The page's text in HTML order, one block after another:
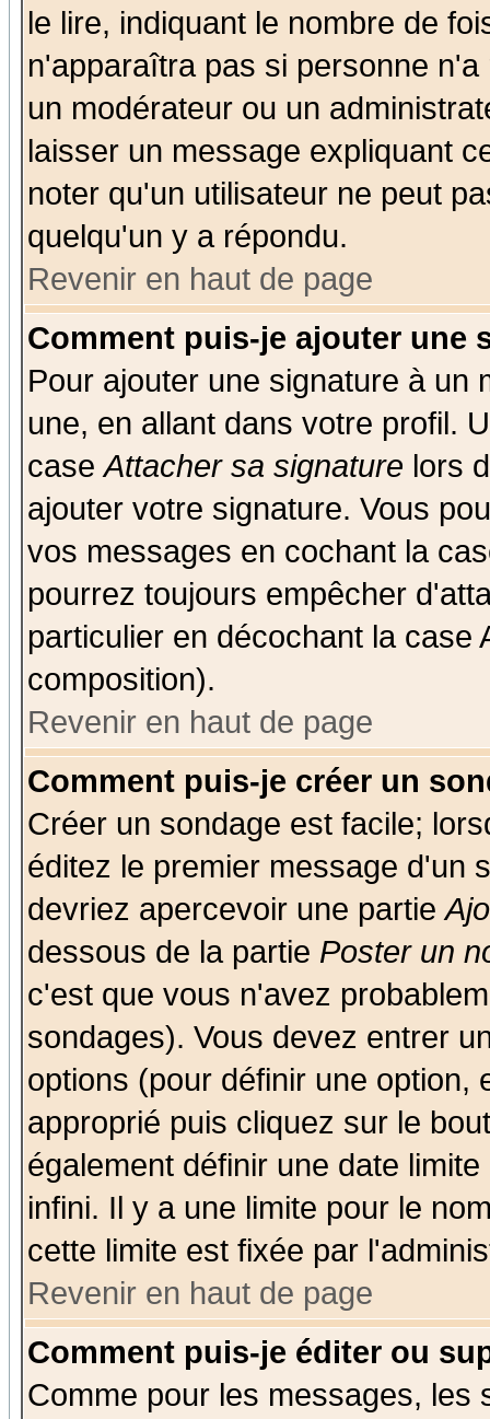
le lire, indiquant le nombre de
n'apparaîtra pas si personne
un modérateur ou un
laisser un message expliquant
noter qu'un utilisateur ne peut
quelqu'un y a répondu.
Revenir en haut de page
Comment puis-je ajouter une
Pour ajouter une signature à un
une, en allant dans votre profil.
caseAttacher sa signature lors
ajouter votre signature. Vous
vos messages en cochant la
pourrez toujours empêcher
particulier en décochant la case
composition).
Revenir en haut de page
Comment puis-je créer un
Créer un sondage est facile;
éditez le premier message d'un
devriez apercevoir une partie
dessous de la partie Poster un
c'est que vous n'avez
sondages). Vous devez entrer
options (pour définir une option,
approprié puis cliquez sur le
également définir une date
infini. Il y a une limite pour le
cette limite est fixée par
Revenir en haut de page
Comment puis-je éditer ou
Comme pour les messages, les